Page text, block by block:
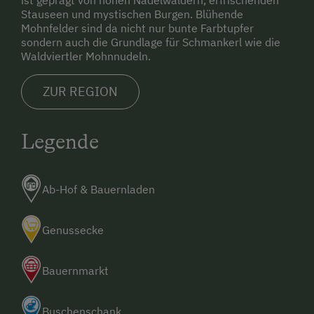
Service
Willkommensgetränk
Internet
Internet-Surfstation
Kostenloses Internet
Freizeitaktivitäten am Betrieb und in der
Umgebung
Doppelbett (Kingsize)
Stauseen und mystischen Burgen. Blühende
Mohnfelder sind da nicht nur bunte Farbtupfer
sondern auch die Grundlage für Schmankerl wie die
Waldviertler Mohnnudeln.
ZUR REGION
Legende
Ab-Hof & Bauernladen
Genussecke
Bauernmarkt
Buschenschank